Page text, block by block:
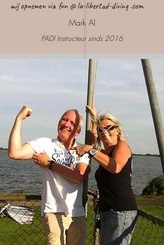
mij opnemen via fun @ la-libertad-diving .com
Mark Al
PADI Instructeur sinds 2016